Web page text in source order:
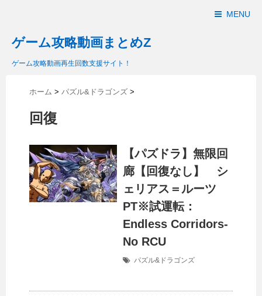
MENU
ゲーム攻略動画まとめZ
ゲーム攻略動画再生回数支援サイト！
ホーム > パズル&ドラゴンズ >
回復
【パズドラ】無限回
廊【回復なし】 シ
ェリアス＝ルーツ
PT※試運転：
Endless Corridors-
No RCU
パズル&ドラゴンズ